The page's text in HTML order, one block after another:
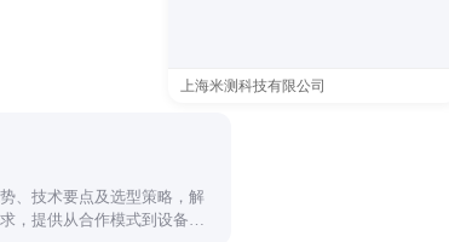
上海米测科技有限公司
、技术要点及选型策略，解
，提供从合作模式到设备优